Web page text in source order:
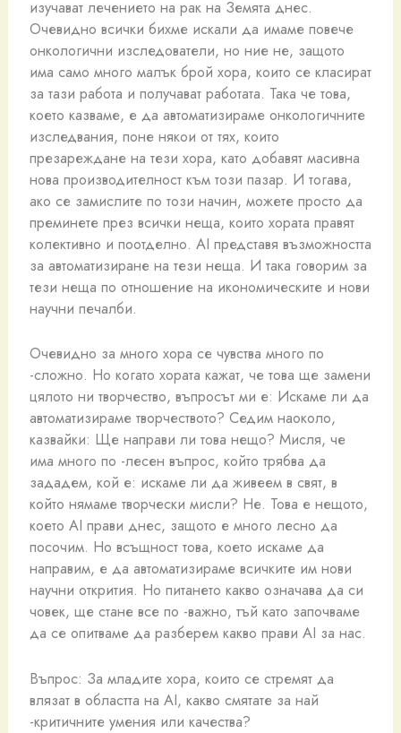
изучават лечението на рак на Земята днес.
Очевидно всички бихме искали да имаме повече
онкологични изследователи, но ние не, защото
има само много малък брой хора, които се класират
за тази работа и получават работата. Така че това,
което казваме, е да автоматизираме онкологичните
изследвания, поне някои от тях, които
презареждане на тези хора, като добавят масивна
нова производителност към този пазар. И тогава,
ако се замислите по този начин, можете просто да
преминете през всички неща, които хората правят
колективно и поотделно. AI представя възможността
за автоматизиране на тези неща. И така говорим за
тези неща по отношение на икономическите и нови
научни печалби.
Очевидно за много хора се чувства много по
-сложно. Но когато хората кажат, че това ще замени
цялото ни творчество, въпросът ми е: Искаме ли да
автоматизираме творчеството? Седим наоколо,
казвайки: Ще направи ли това нещо? Мисля, че
има много по -лесен въпрос, който трябва да
зададем, кой е: искаме ли да живеем в свят, в
който нямаме творчески мисли? Не. Това е нещото,
което AI прави днес, защото е много лесно да
посочим. Но всъщност това, което искаме да
направим, е да автоматизираме всичките им нови
научни открития. Но питането какво означава да си
човек, ще стане все по -важно, тъй като започваме
да се опитваме да разберем какво прави AI за нас.
Въпрос: За младите хора, които се стремят да
влязат в областта на AI, какво смятате за най
-критичните умения или качества?